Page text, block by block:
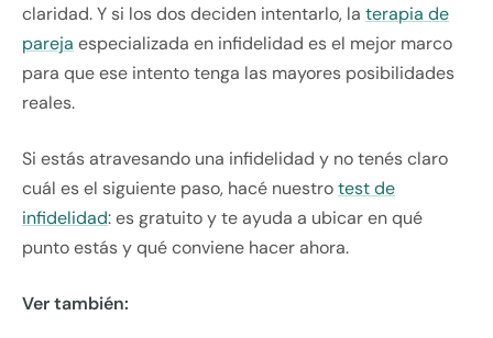
claridad. Y si los dos deciden intentarlo, la terapia de
pareja especializada en infidelidad es el mejor marco
para que ese intento tenga las mayores posibilidades
reales.
Si estás atravesando una infidelidad y no tenés claro
cuál es el siguiente paso, hacé nuestrotest de
infidelidad: es gratuito y te ayuda a ubicar en qué
punto estás y qué conviene hacer ahora.
Ver también: